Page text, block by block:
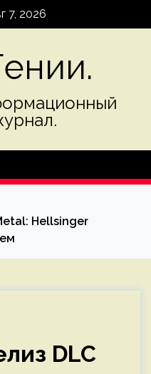
7, 2026
Hellsinger
DLC